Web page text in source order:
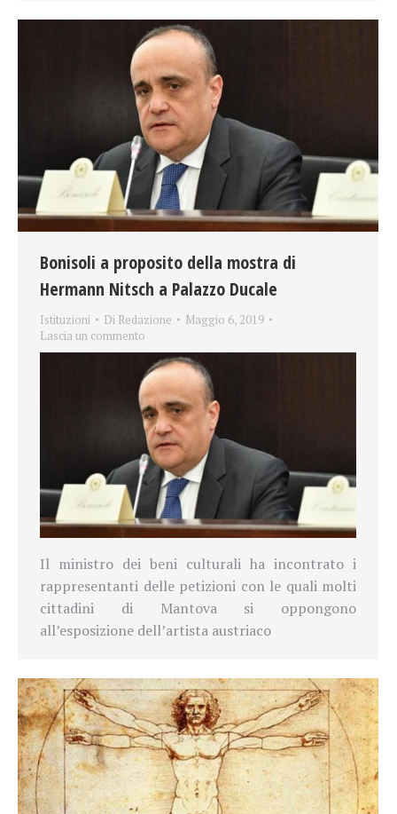
Bonisoli a proposito della mostra di
Hermann Nitsch a Palazzo Ducale
Istituzioni Di Redazione
Maggio 6, 2019
Lascia un commento
Il ministro dei beni culturali ha incontrato i
rappresentanti delle petizioni con le quali molti
cittadini di Mantova si oppongono
all’esposizione dell’artista austriaco